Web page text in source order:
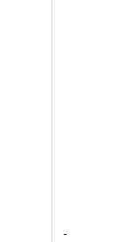
-